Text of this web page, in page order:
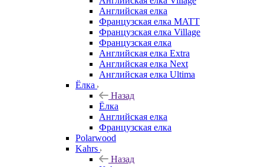
Английская елка
Французская елка MATT
Французская елка Village
Французская елка
Английская елка Extra
Английская елка Next
Английская елка Ultima
Ёлка
Назад
Ёлка
Английская елка
Французская елка
Polarwood
Kahrs
Назад